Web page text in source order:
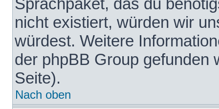
Sprachpaket, das du
nicht existiert, würden wir
würdest. Weitere
der phpBB Group gefunden
Seite).
Nach oben